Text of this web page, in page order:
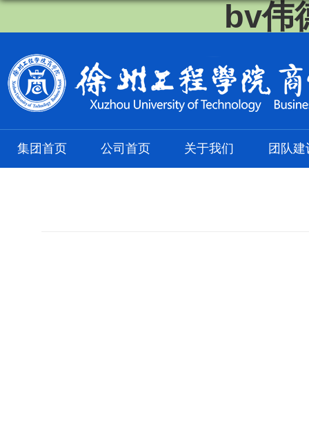
bv伟
集团首页 公司首页 关于我们 团队建